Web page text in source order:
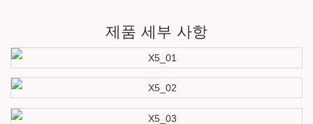
제품 세부 사항